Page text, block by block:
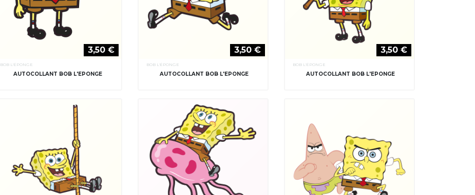
3,50 €
BOB L'ÉPONGE
AUTOCOLLANT BOB L'EPONGE
3,50 €
BOB L'ÉPONGE
AUTOCOLLANT BOB L'EPONGE
3,50 €
BOB L'ÉPONGE
AUTOCOLLANT BOB L'EPONGE